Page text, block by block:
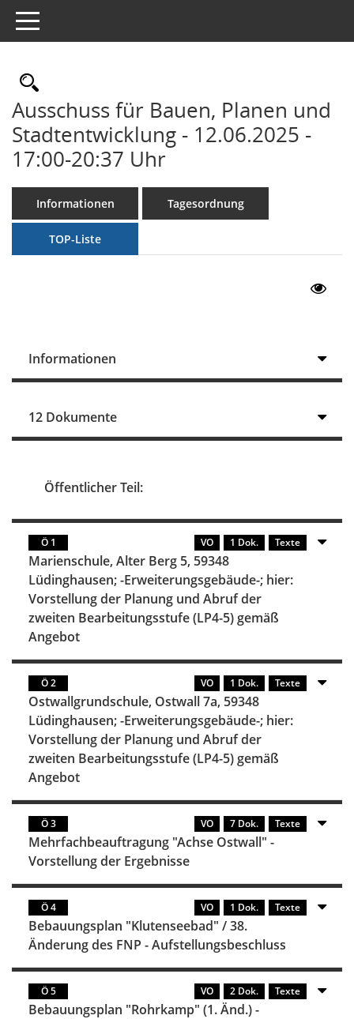
Toggle navigation
Rechercheauswahl
Ausschuss für Bauen, Planen und
Stadtentwicklung - 12.06.2025 -
17:00-20:37 Uhr
Informationen Tagesordnung
TOP-Liste
Informationen
12 Dokumente
Öffentlicher Teil:
Ö 1 VO 1 Dok. Texte
Marienschule, Alter Berg 5, 59348
Lüdinghausen; -Erweiterungsgebäude-; hier:
Vorstellung der Planung und Abruf der
zweiten Bearbeitungsstufe (LP4-5) gemäß
Angebot
Ö 2 VO 1 Dok. Texte
Ostwallgrundschule, Ostwall 7a, 59348
Lüdinghausen; -Erweiterungsgebäude-; hier:
Vorstellung der Planung und Abruf der
zweiten Bearbeitungsstufe (LP4-5) gemäß
Angebot
Ö 3 VO 7 Dok. Texte
Mehrfachbeauftragung "Achse Ostwall" -
Vorstellung der Ergebnisse
Ö 4 VO 1 Dok. Texte
Bebauungsplan "Klutenseebad" / 38.
Änderung des FNP - Aufstellungsbeschluss
Ö 5 VO 2 Dok. Texte
Bebauungsplan "Rohrkamp" (1. Änd.) -